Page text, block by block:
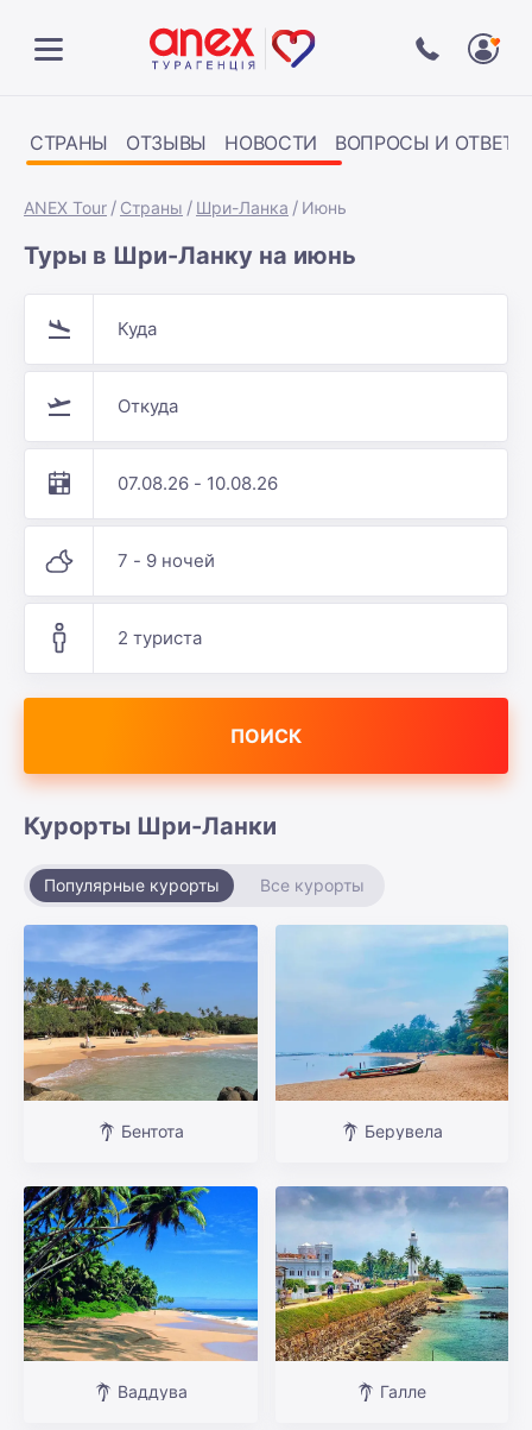
СТРАНЫ ОТЗЫВЫ НОВОСТИ ВОПРОСЫ И ОТВЕТЫ
ANEX Tour Страны Шри-Ланка Июнь
Туры в Шри-Ланку на июнь
Куда
Откуда
07.08.26 - 10.08.26
7 - 9 ночей
2 туриста
ПОИСК
Курорты Шри-Ланки
Популярные курорты Все курорты
Бентота Берувела
Ваддува Галле